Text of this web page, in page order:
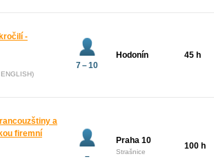
-
7 – 10
Hodonín 45 h
a
firemní
–
Praha 10
Strašnice
100 h